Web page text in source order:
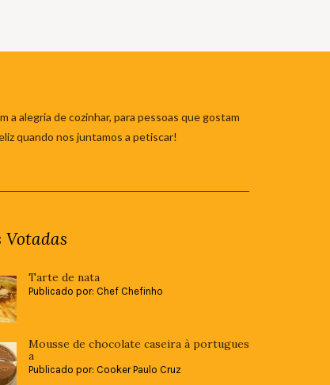
a alegria de cozinhar, para pessoas que gostam
quando nos juntamos a petiscar!
Votadas
Tarte de nata
Publicado por: Chef Chefinho
Mousse de chocolate caseira à portugues
a
Publicado por: Cooker Paulo Cruz